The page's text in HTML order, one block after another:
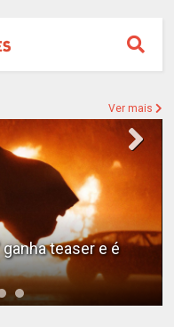
Ver mais
teaser e é